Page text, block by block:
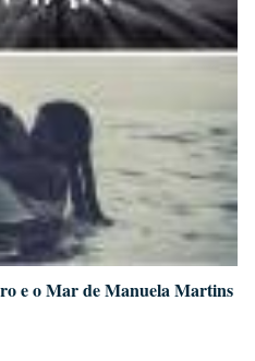
e o Mar de Manuela Martins